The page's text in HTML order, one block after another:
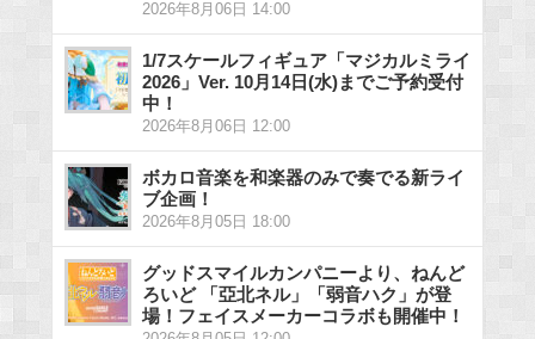
2026年8月06日 14:00
1/7スケールフィギュア「マジカルミライ
2026」Ver. 10月14日(水)までご予約受付
中！
2026年8月06日 12:00
ボカロ音楽を和楽器のみで奏でる新ライ
ブ企画！
2026年8月05日 18:00
グッドスマイルカンパニーより、ねんど
ろいど 「亞北ネル」「弱音ハク」が登
場！フェイスメーカーコラボも開催中！